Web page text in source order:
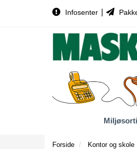
Infosenter
Forside Kontor og skole